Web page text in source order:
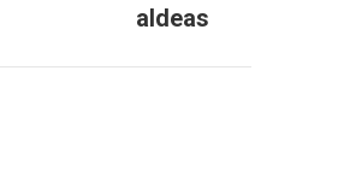
aldeas